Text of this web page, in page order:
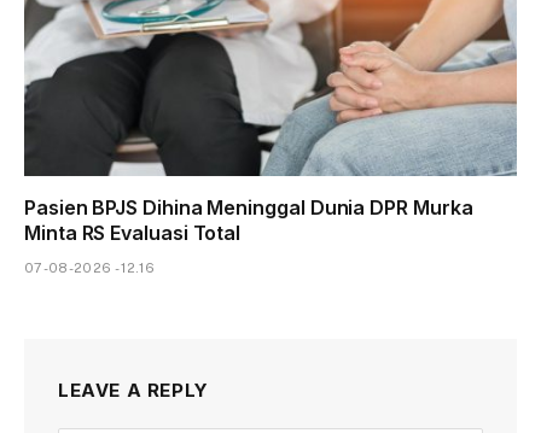
Pasien BPJS Dihina Meninggal Dunia DPR Murka
Minta RS Evaluasi Total
07-08-2026 - 12.16
LEAVE A REPLY